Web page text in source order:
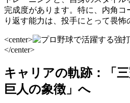
完成度があります。特に、内角
り返す能力は、投手にとって畏怖
<center>
</center>
キャリアの軌跡：「
巨人の象徴」へ